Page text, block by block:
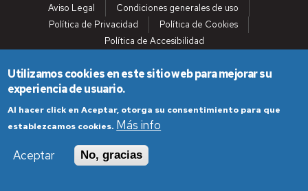
Aviso Legal
Condiciones generales de uso
Política de Privacidad
Política de Cookies
Política de Accesibilidad
Utilizamos cookies en este sitio web para mejorar su
experiencia de usuario.
Al hacer click en Aceptar, otorga su consentimiento para que
establezcamos cookies. Más info
Aceptar
No, gracias